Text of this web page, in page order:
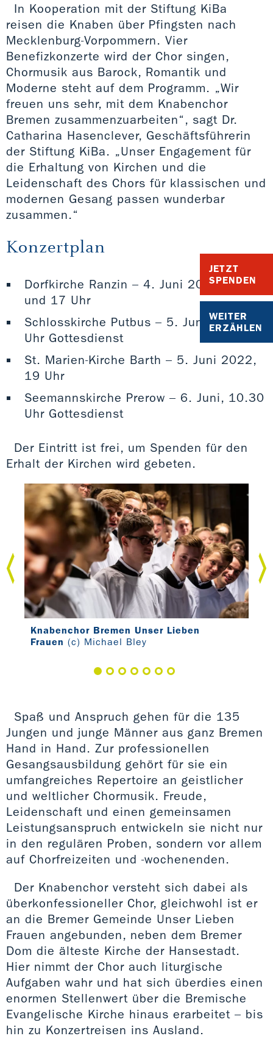
JETZT
SPENDEN
WEITER
ERZÄHLEN
In Kooperation mit der Stiftung KiBa
reisen die Knaben über Pfingsten nach
Mecklenburg-Vorpommern. Vier
Benefizkonzerte wird der Chor singen,
Chormusik aus Barock, Romantik und
Moderne steht auf dem Programm. „Wir
freuen uns sehr, mit dem Knabenchor
Bremen zusammenzuarbeiten“, sagt Dr.
Catharina Hasenclever, Geschäftsführerin
der Stiftung KiBa. „Unser Engagement für
die Erhaltung von Kirchen und die
Leidenschaft des Chors für klassischen und
modernen Gesang passen wunderbar
zusammen.“
Konzertplan
Dorfkirche Ranzin – 4. Juni 2022, 15
und 17 Uhr
Schlosskirche Putbus – 5. Juni, 10.30
Uhr Gottesdienst
St. Marien-Kirche Barth – 5. Juni 2022,
19 Uhr
Seemannskirche Prerow – 6. Juni, 10.30
Uhr Gottesdienst
Der Eintritt ist frei, um Spenden für den
Erhalt der Kirchen wird gebeten.
Knabenchor Bremen Unser Lieben
Frauen (c) Michael Bley
Spaß und Anspruch gehen für die 135
Jungen und junge Männer aus ganz Bremen
Hand in Hand. Zur professionellen
Gesangsausbildung gehört für sie ein
umfangreiches Repertoire an geistlicher
und weltlicher Chormusik. Freude,
Leidenschaft und einen gemeinsamen
Leistungsanspruch entwickeln sie nicht nur
in den regulären Proben, sondern vor allem
auf Chorfreizeiten und -wochenenden.
Der Knabenchor versteht sich dabei als
überkonfessioneller Chor, gleichwohl ist er
an die Bremer Gemeinde Unser Lieben
Frauen angebunden, neben dem Bremer
Dom die älteste Kirche der Hansestadt.
Hier nimmt der Chor auch liturgische
Aufgaben wahr und hat sich überdies einen
enormen Stellenwert über die Bremische
Evangelische Kirche hinaus erarbeitet – bis
hin zu Konzertreisen ins Ausland.